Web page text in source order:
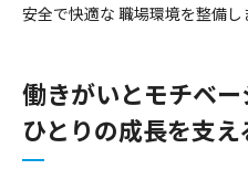
安全で快適な 職場環境を整備し
働きがいとモチベ
ひとりの成長を支え